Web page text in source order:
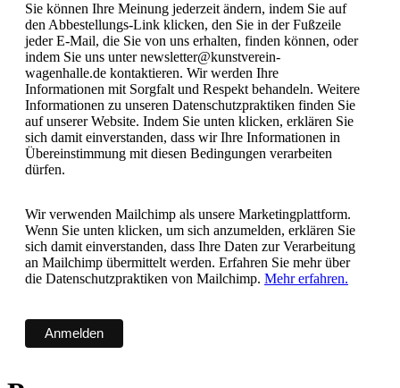
Sie können Ihre Meinung jederzeit ändern, indem Sie auf
den Abbestellungs-Link klicken, den Sie in der Fußzeile
jeder E-Mail, die Sie von uns erhalten, finden können, oder
indem Sie uns unter newsletter@kunstverein-
wagenhalle.de kontaktieren. Wir werden Ihre
Informationen mit Sorgfalt und Respekt behandeln. Weitere
Informationen zu unseren Datenschutzpraktiken finden Sie
auf unserer Website. Indem Sie unten klicken, erklären Sie
sich damit einverstanden, dass wir Ihre Informationen in
Übereinstimmung mit diesen Bedingungen verarbeiten
dürfen.
Wir verwenden Mailchimp als unsere Marketingplattform.
Wenn Sie unten klicken, um sich anzumelden, erklären Sie
sich damit einverstanden, dass Ihre Daten zur Verarbeitung
an Mailchimp übermittelt werden. Erfahren Sie mehr über
die Datenschutzpraktiken von Mailchimp. Mehr erfahren.